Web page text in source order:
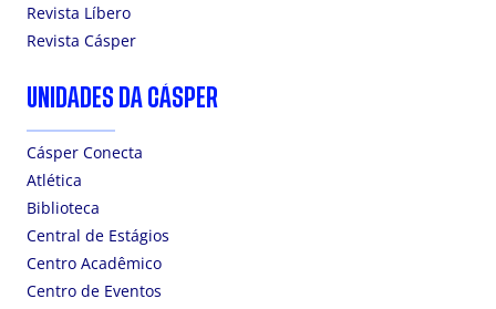
Revista Líbero
Revista Cásper
UNIDADES DA CÁSPER
Cásper Conecta
Atlética
Biblioteca
Central de Estágios
Centro Acadêmico
Centro de Eventos